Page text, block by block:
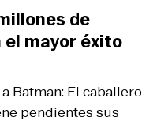
Batman: El caballero
pendientes sus
de
mayor éxito